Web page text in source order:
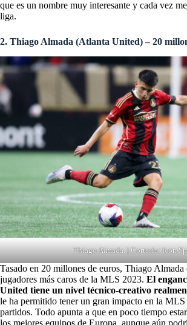
que es un nombre muy interesante y cada vez
liga.
2. Thiago Almada (Atlanta United) – 20
Thiago Almada. | Cortesía: Icon
Tasado en 20 millones de euros, Thiago Almada
jugadores más caros de la MLS 2023. El
United tiene un nivel técnico-creativo
le ha permitido tener un gran impacto en la MLS
partidos. Todo apunta a que en poco tiempo
los mejores equipos de Europa, aunque aún